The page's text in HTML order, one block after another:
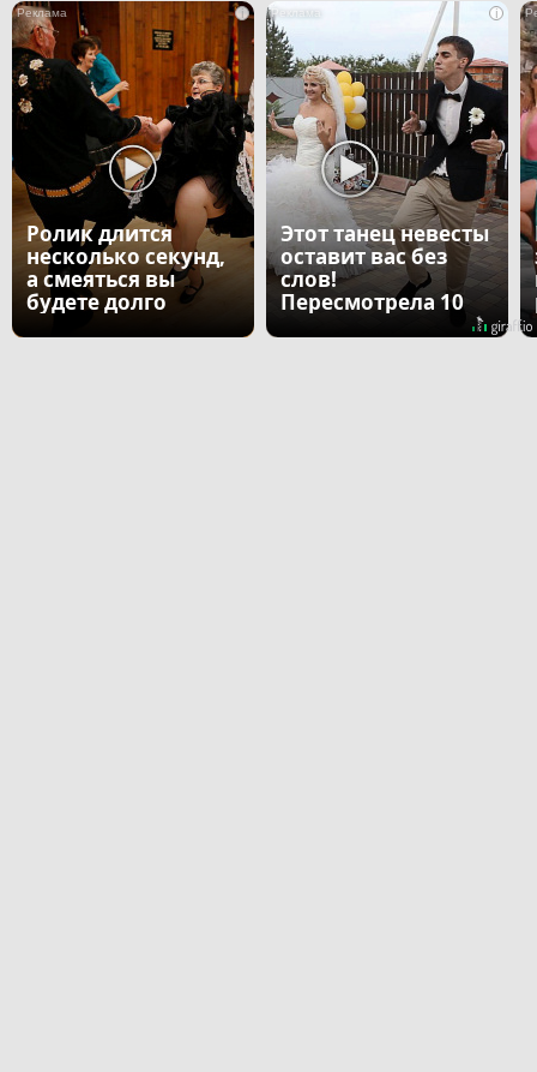
i
Ролик длится
несколько секунд,
а смеяться вы
будете долго
i
Этот танец невесты
оставит вас без
слов!
Пересмотрела 10